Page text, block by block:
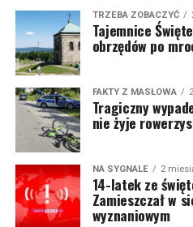
TRZEBA ZOBACZYĆ
Tajemnice
obrzędów po
FAKTY Z MASŁOWA
Tragiczny
nie żyje
NA SYGNALE 2
14-latek ze
Zamieszczał w
wyznaniowym